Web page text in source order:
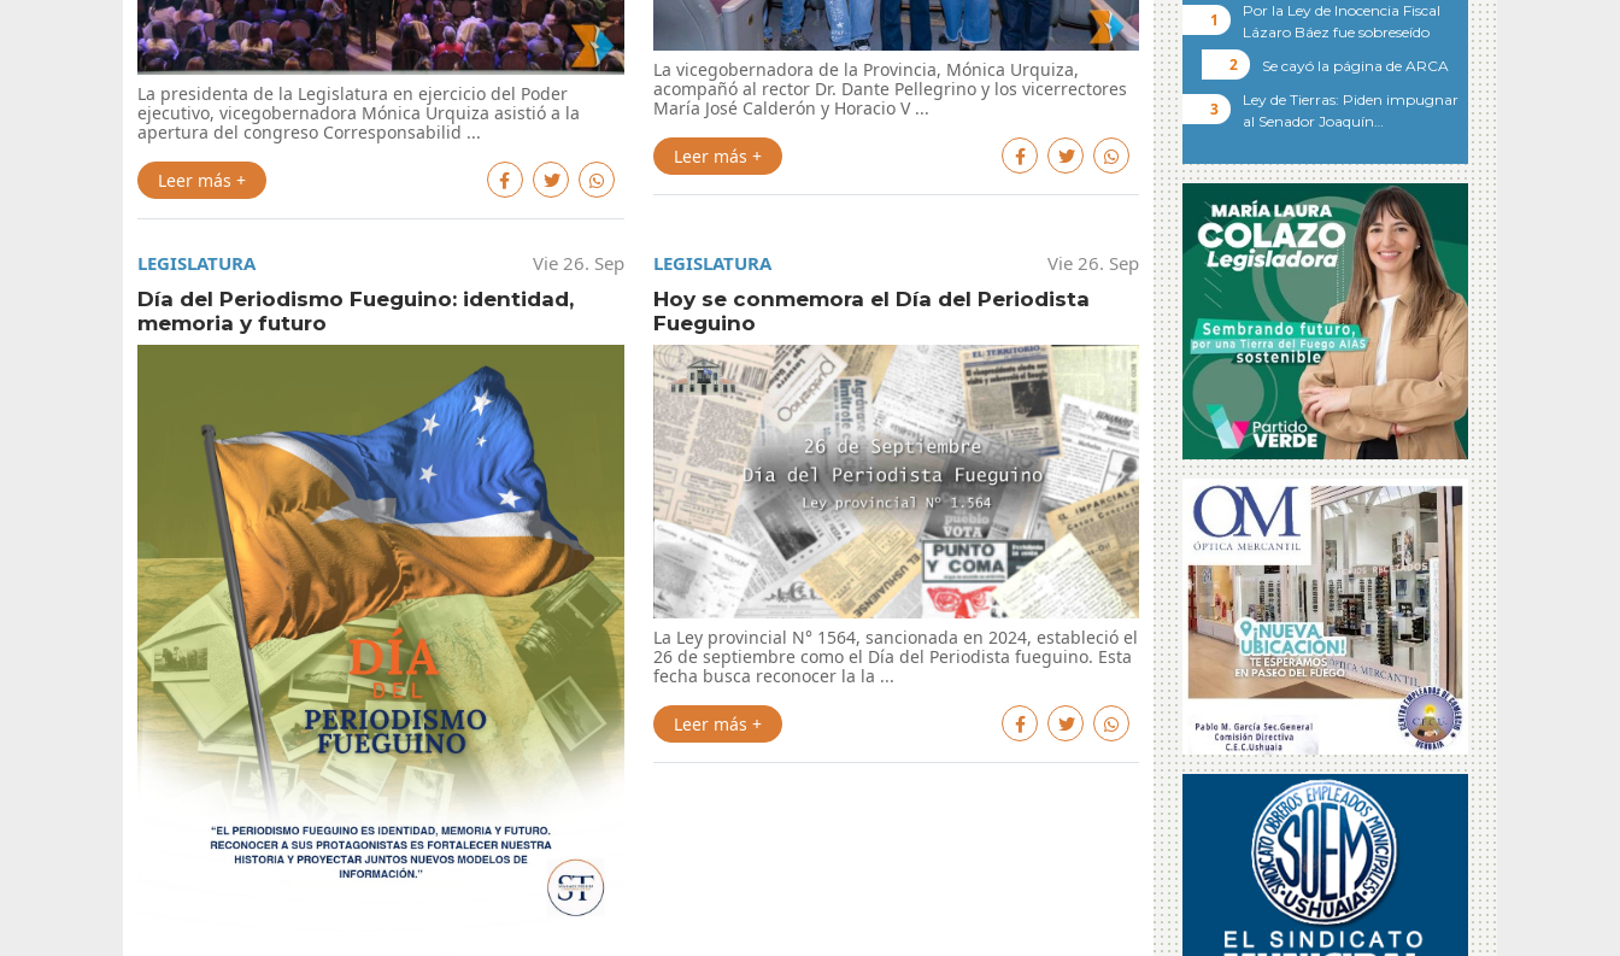
La presidenta de la Legislatura en ejercicio del Poder
ejecutivo, vicegobernadora Mónica Urquiza asistió a la
apertura del congreso Corresponsabilid ...
Leer más +
La vicegobernadora de la Provincia, Mónica Urquiza,
acompañó al rector Dr. Dante Pellegrino y los vicerrectores
María José Calderón y Horacio V ...
Leer más +
LEGISLATURA
Vie 26. Sep
Día del Periodismo Fueguino: identidad,
memoria y futuro
LEGISLATURA
Vie 26. Sep
Hoy se conmemora el Día del Periodista
Fueguino
La Ley provincial N° 1564, sancionada en 2024, estableció el
26 de septiembre como el Día del Periodista fueguino. Esta
fecha busca reconocer la la ...
Leer más +
Por la Ley de Inocencia Fiscal
Lázaro Báez fue sobreseído
Se cayó la página de ARCA
Ley de Tierras: Piden impugnar
al Senador Joaquín…